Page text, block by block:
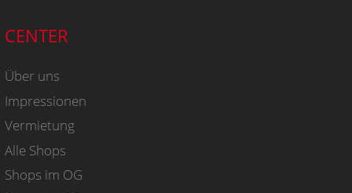
CENTER
Über uns
Impressionen
Vermietung
Alle Shops
Shops im OG